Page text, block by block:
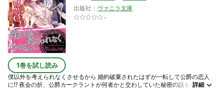
1巻を試し読み
出版社： ヴァニラ文庫
-
僕以外を考えられなくさせるから 婚約破棄されたはずが一転して公爵の恋人
に!? 夜会の折、公爵カークラントが何者かと交わしていた秘密の話を聞いて
詳細